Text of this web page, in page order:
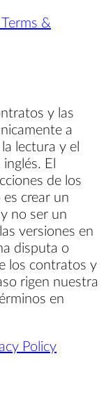
Terms &
y las
a
lectura y el
El
de los
crear un
no ser un
versiones en
disputa o
los contratos y
rigen nuestra
en
Policy